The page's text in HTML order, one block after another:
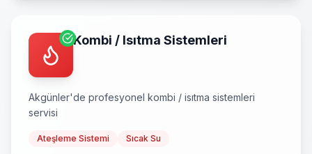
Kombi / Isıtma Sistemleri
Akgünler'de profesyonel kombi / isıtma sistemleri
servisi
Ateşleme Sistemi Sıcak Su